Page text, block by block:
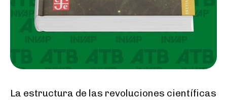
La estructura de las revoluciones científicas